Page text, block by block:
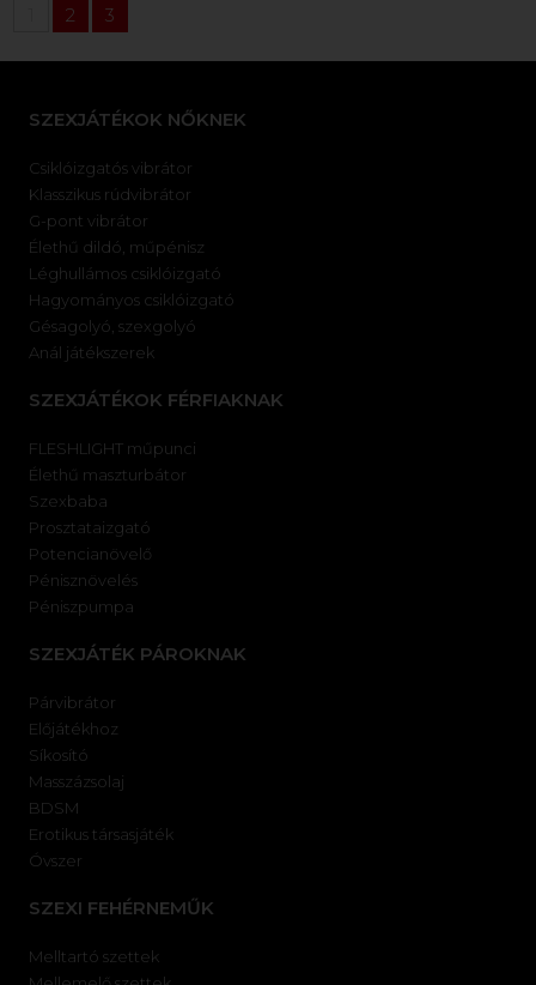
2 3
SZEXJÁTÉKOK NŐKNEK
Csiklóizgatós vibrátor
Klasszikus rúdvibrátor
G-pont vibrátor
Élethű dildó, műpénisz
Léghullámos csiklóizgató
Hagyományos csiklóizgató
Gésagolyó, szexgolyó
Anál játékszerek
SZEXJÁTÉKOK FÉRFIAKNAK
FLESHLIGHT műpunci
Élethű maszturbátor
Szexbaba
Prosztataizgató
Potencianövelő
Pénisznövelés
Péniszpumpa
SZEXJÁTÉK PÁROKNAK
Párvibrátor
Előjátékhoz
Síkosító
Masszázsolaj
BDSM
Erotikus társasjáték
Óvszer
SZEXI FEHÉRNEMŰK
Melltartó szettek